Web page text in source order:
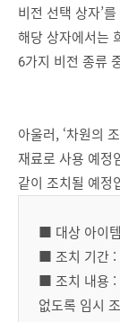
비전 선택 상자’
해당 상자에서는
6가지 비전 종류
아울러, ‘차원의
재료로 사용 예정
같이 조치될 예정
■ 대상 아이
■ 조치 기간 :
■ 조치 내용 :
없도록 임시